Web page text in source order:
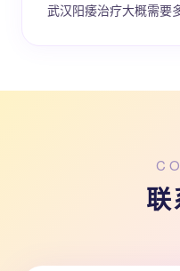
武汉阳痿治疗大概需要
联